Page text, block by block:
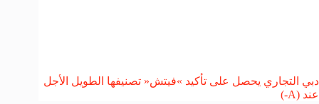
دبي التجاري يحصل على تأكيد »فيتش« تصنيفها الطويل الأجل
عند (A-)